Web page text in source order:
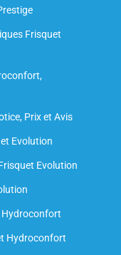
Frisquet
Prix et Avis
Evolution
Evolution​
Hydroconfort
Hydroconfort